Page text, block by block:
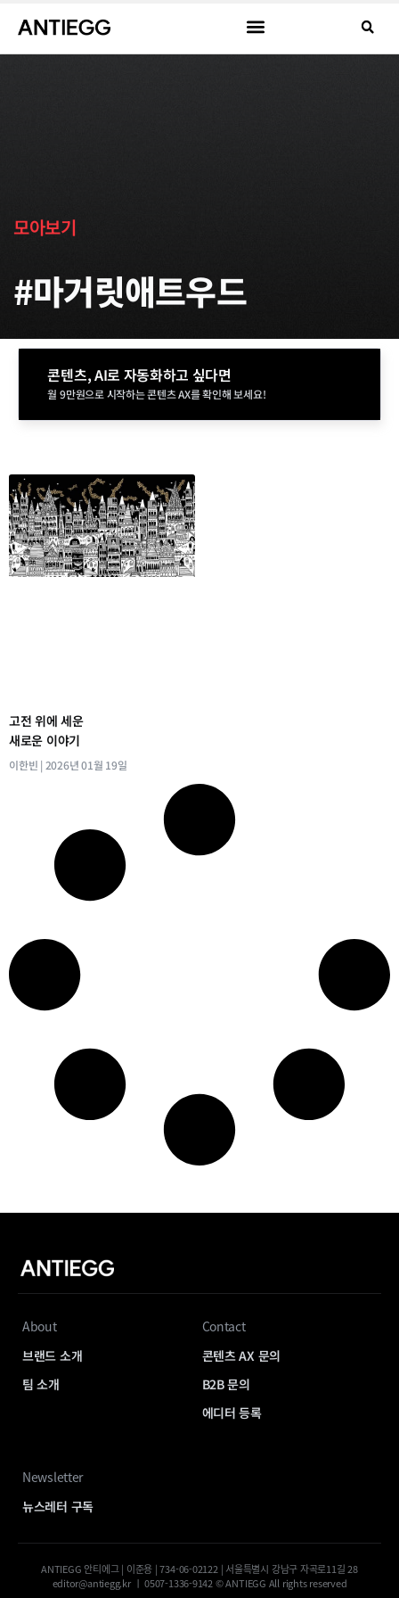
모아보기
#마거릿애트우드
콘텐츠, AI로 자동화하고 싶다면
월 9만원으로 시작하는 콘텐츠 AX를 확인해 보세요!
고전 위에 세운
새로운 이야기
이한빈 2026년 01월 19일
About
브랜드 소개
팀 소개
Contact
콘텐츠 AX 문의
B2B 문의
에디터 등록
Newsletter
뉴스레터 구독
ANTIEGG 안티에그 | 이준용 | 734-06-02122 | 서울특별시 강남구 자곡로11길 28
editor@antiegg.kr ㅣ 0507-1336-9142 © ANTIEGG All rights reserved